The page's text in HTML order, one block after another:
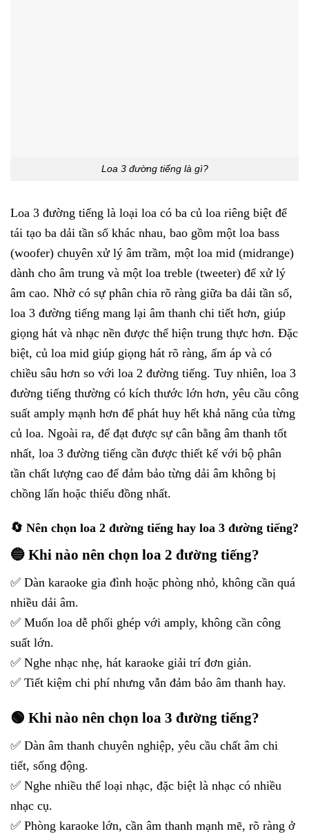
Loa 3 đường tiếng là gì?
Loa 3 đường tiếng là loại loa có ba củ loa riêng biệt để
tái tạo ba dải tần số khác nhau, bao gồm một loa bass
(woofer) chuyên xử lý âm trầm, một loa mid (midrange)
dành cho âm trung và một loa treble (tweeter) để xử lý
âm cao. Nhờ có sự phân chia rõ ràng giữa ba dải tần số,
loa 3 đường tiếng mang lại âm thanh chi tiết hơn, giúp
giọng hát và nhạc nền được thể hiện trung thực hơn. Đặc
biệt, củ loa mid giúp giọng hát rõ ràng, ấm áp và có
chiều sâu hơn so với loa 2 đường tiếng. Tuy nhiên, loa 3
đường tiếng thường có kích thước lớn hơn, yêu cầu công
suất amply mạnh hơn để phát huy hết khả năng của từng
củ loa. Ngoài ra, để đạt được sự cân bằng âm thanh tốt
nhất, loa 3 đường tiếng cần được thiết kế với bộ phân
tần chất lượng cao để đảm bảo từng dải âm không bị
chồng lấn hoặc thiếu đồng nhất.
🔄 Nên chọn loa 2 đường tiếng hay loa 3 đường tiếng?
🔵 Khi nào nên chọn loa 2 đường tiếng?
✅ Dàn karaoke gia đình hoặc phòng nhỏ, không cần quá
nhiều dải âm.
✅ Muốn loa dễ phối ghép với amply, không cần công
suất lớn.
✅ Nghe nhạc nhẹ, hát karaoke giải trí đơn giản.
✅ Tiết kiệm chi phí nhưng vẫn đảm bảo âm thanh hay.
🟢 Khi nào nên chọn loa 3 đường tiếng?
✅ Dàn âm thanh chuyên nghiệp, yêu cầu chất âm chi
tiết, sống động.
✅ Nghe nhiều thể loại nhạc, đặc biệt là nhạc có nhiều
nhạc cụ.
✅ Phòng karaoke lớn, cần âm thanh mạnh mẽ, rõ ràng ở